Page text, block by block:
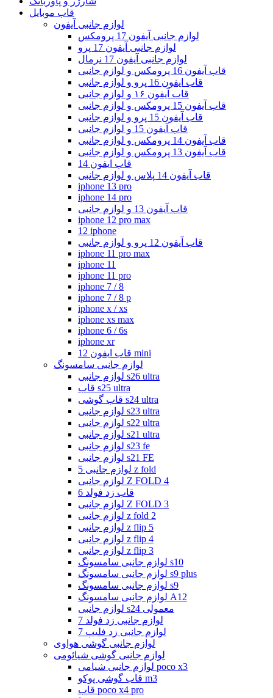
قاب موبایل
لوازم جانبی آیفون
لوازم جانبی آیفون 17 پرومکس
لوازم جانبی آیفون 17 پرو
لوازم جانبی آیفون 17 نرمال
قاب آیفون 16 پرومکس و لوازم جانبی
قاب ایفون 16 پرو و لوازم جانبی
قاب آیفون ۱۶ و لوازم جانبی
قاب آیفون 15 پرومکس و لوازم جانبی
قاب آیفون 15 پرو و لوازم جانبی
قاب آیفون 15 و لوازم جانبی
قاب آیفون 14 پرومکس و لوازم جانبی
قاب آیفون 13 پرومکس و لوازم جانبی
قاب ایفون 14
قاب آیفون 14 پلاس و لوازم جانبی
iphone 13 pro
iphone 14 pro
قاب آیفون 13 و لوازم جانبی
iphone 12 pro max
12 iphone
قاب آیفون 12 پرو و لوازم جانبی
iphone 11 pro max
iphone 11
iphone 11 pro
iphone 7 / 8
iphone 7 / 8 p
iphone x / xs
iphone xs max
iphone 6 / 6s
iphone xr
قاب ایفون 12 mini
لوازم جانبی سامسونگ
لوازم جانبی s26 ultra
قاب s25 ultra
قاب گوشی s24 ultra
لوازم جانبی s23 ultra
لوازم جانبی s22 ultra
لوازم جانبی s21 ultra
لوازم جانبی s23 fe
لوازم جانبی s21 FE
لوازم جانبی 5 z fold
لوازم جانبی Z FOLD 4
قاب زد فولد 6
لوازم جانبی Z FOLD 3
لوازم جانبی z fold 2
لوازم جانبی z flip 5
لوازم جانبی z flip 4
لوازم جانبی z flip 3
لوازم جانبی سامسونگ s10
لوازم جانبی سامسونگ s9 plus
لوازم جانبی سامسونگ s9
لوازم جانبی سامسونگ A12
لوازم جانبی s24 معمولی
لوازم جانبی زد فولد 7
لوازم جانبی زد فلیپ 7
لوازم جانبی گوشی هواوی
لوازم جانبی گوشی شیائومی
لوازم جانبی شیامی poco x3
قاب گوشی پوکو m3
قاب poco x4 pro